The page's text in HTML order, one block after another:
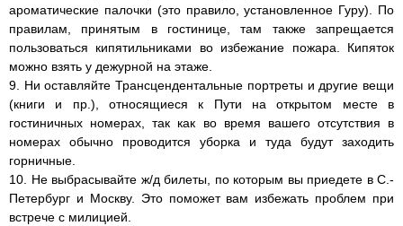
ароматические палочки (это правило, установленное Гуру). По
правилам, принятым в гостинице, там также запрещается
пользоваться кипятильниками во избежание пожара. Кипяток
можно взять у дежурной на этаже.
9. Ни оставляйте Трансцендентальные портреты и другие вещи
(книги и пр.), относящиеся к Пути на открытом месте в
гостиничных номерах, так как во время вашего отсутствия в
номерах обычно проводится уборка и туда будут заходить
горничные.
10. Не выбрасывайте ж/д билеты, по которым вы приедете в С.-
Петербург и Москву. Это поможет вам избежать проблем при
встрече с милицией.